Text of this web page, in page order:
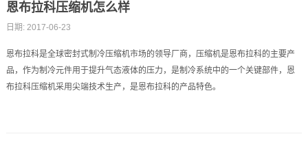
恩布拉科压缩机怎么样
日期: 2017-06-23
恩布拉科是全球密封式制冷压缩机市场的领导厂商，压缩机是恩布拉科的主要产
品，作为制冷元件用于提升气态液体的压力，是制冷系统中的一个关键部件，恩
布拉科压缩机采用尖端技术生产，是恩布拉科的产品特色。